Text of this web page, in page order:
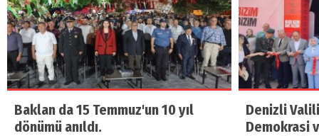
Baklan da 15 Temmuz'un 10 yıl
dönümü anıldı.
Denizli
Demokrasi